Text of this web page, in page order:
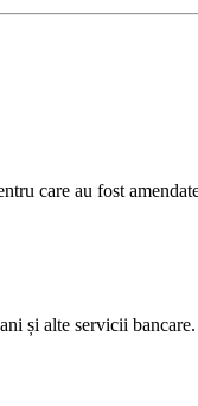
care au fost
și alte servicii